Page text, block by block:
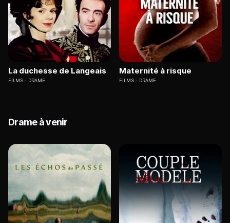
La duchesse de Langeais
FILMS DRAME
Maternité à risque
FILMS DRAME
Drame à venir